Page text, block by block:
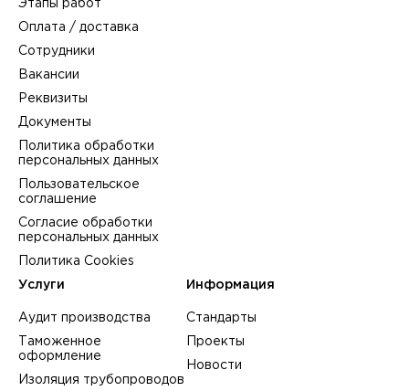
Этапы работ
Оплата / доставка
Сотрудники
Вакансии
Реквизиты
Документы
Политика обработки
персональных данных
Пользовательское
соглашение
Согласие обработки
персональных данных
Политика Cookies
Услуги
Аудит производства
Таможенное
оформление
Изоляция трубопроводов
Информация
Стандарты
Проекты
Новости